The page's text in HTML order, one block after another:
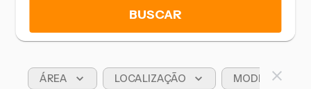
BUSCAR
ÁREA LOCALIZAÇÃO MODELO DE